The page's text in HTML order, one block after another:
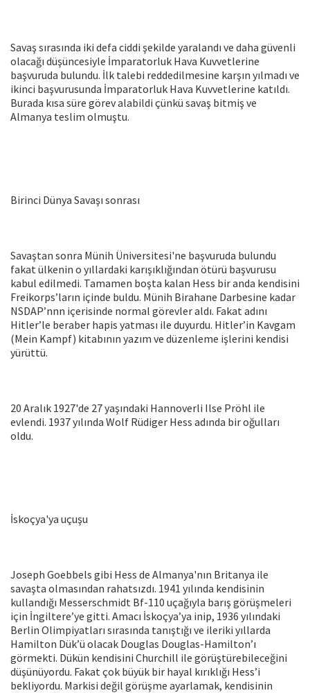
Savaş sırasında iki defa ciddi şekilde yaralandı ve daha güvenli
olacağı düşüncesiyle İmparatorluk Hava Kuvvetlerine
başvuruda bulundu. İlk talebi reddedilmesine karşın yılmadı ve
ikinci başvurusunda İmparatorluk Hava Kuvvetlerine katıldı.
Burada kısa süre görev alabildi çünkü savaş bitmiş ve
Almanya teslim olmuştu.
Birinci Dünya Savaşı sonrası
Savaştan sonra Münih Üniversitesi'ne başvuruda bulundu
fakat ülkenin o yıllardaki karışıklığından ötürü başvurusu
kabul edilmedi. Tamamen boşta kalan Hess bir anda kendisini
Freikorps’ların içinde buldu. Münih Birahane Darbesine kadar
NSDAP’nnn içerisinde normal görevler aldı. Fakat adını
Hitler’le beraber hapis yatması ile duyurdu. Hitler’in Kavgam
(Mein Kampf) kitabının yazım ve düzenleme işlerini kendisi
yürüttü.
20 Aralık 1927'de 27 yaşındaki Hannoverli Ilse Pröhl ile
evlendi. 1937 yılında Wolf Rüdiger Hess adında bir oğulları
oldu.
İskoçya'ya uçuşu
Joseph Goebbels gibi Hess de Almanya'nın Britanya ile
savaşta olmasından rahatsızdı. 1941 yılında kendisinin
kullandığı Messerschmidt Bf-110 uçağıyla barış görüşmeleri
için İngiltere’ye gitti. Amacı İskoçya’ya inip, 1936 yılındaki
Berlin Olimpiyatları sırasında tanıştığı ve ileriki yıllarda
Hamilton Dük’ü olacak Douglas Douglas-Hamilton’ı
görmekti. Dükün kendisini Churchill ile görüştürebileceğini
düşünüyordu. Fakat çok büyük bir hayal kırıklığı Hess’i
bekliyordu. Markisi değil görüşme ayarlamak, kendisinin